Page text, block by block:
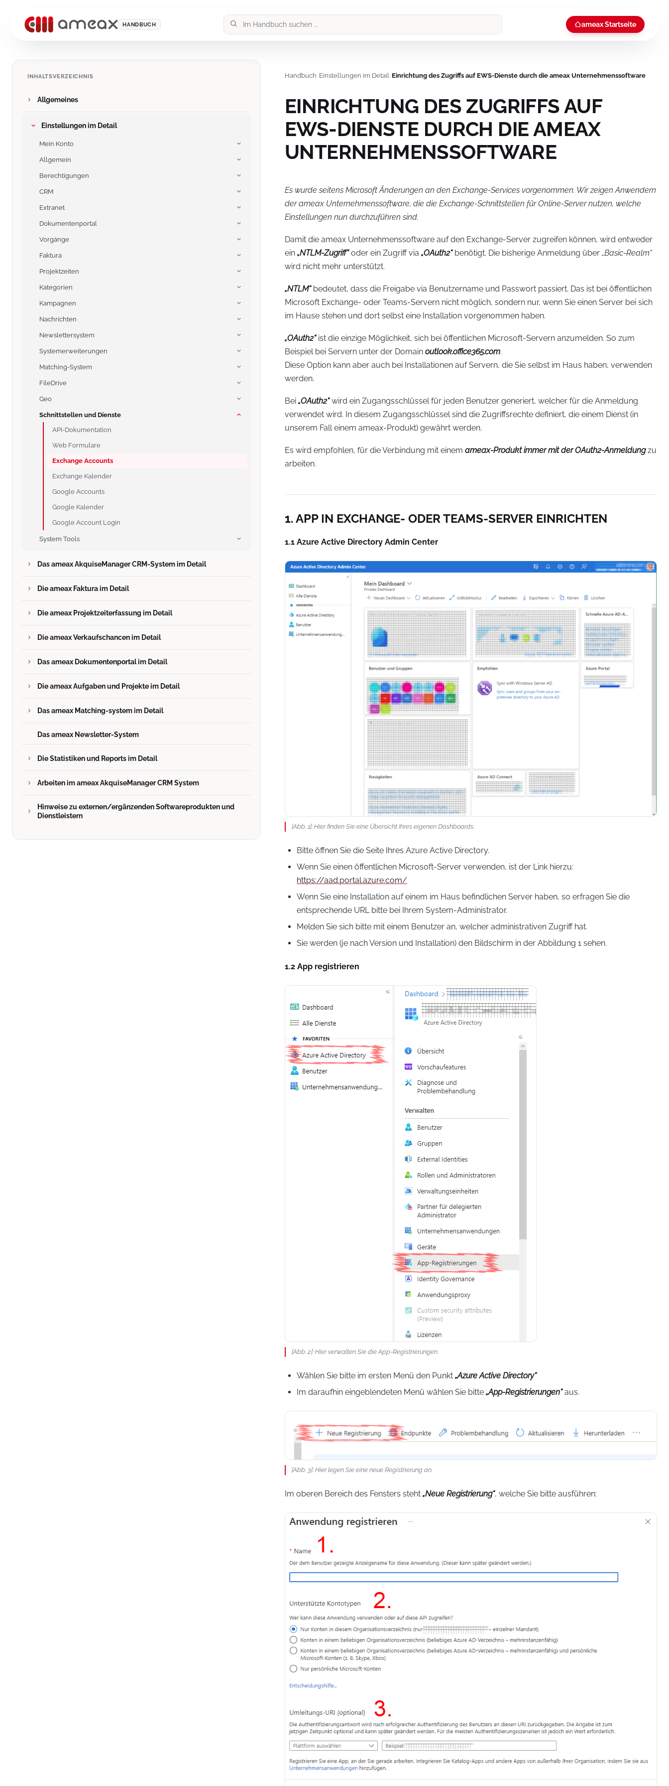
HANDBUCH ameax Startseite
INHALTSVERZEICHNIS
Allgemeines
Einstellungen im Detail
Mein Konto
Allgemein
Berechtigungen
CRM
Extranet
Dokumentenportal
Vorgänge
Faktura
Projektzeiten
Kategorien
Kampagnen
Nachrichten
Newslettersystem
Systemerweiterungen
Matching-System
FileDrive
Geo
Schnittstellen und Dienste
API-Dokumentation
Web Formulare
Exchange Accounts
Exchange Kalender
Google Accounts
Google Kalender
Google Account Login
System Tools
Das ameax AkquiseManager CRM-System im Detail
Die ameax Faktura im Detail
Die ameax Projektzeiterfassung im Detail
Die ameax Verkaufschancen im Detail
Das ameax Dokumentenportal im Detail
Die ameax Aufgaben und Projekte im Detail
Das ameax Matching-system im Detail
Das ameax Newsletter-System
Die Statistiken und Reports im Detail
Arbeiten im ameax AkquiseManager CRM System
Hinweise zu externen/ergänzenden Softwareprodukten und
Dienstleistern
Handbuch ›Einstellungen im Detail ›Einrichtung des Zugriffs auf EWS-Dienste durch die ameax Unternehmenssoftware
EINRICHTUNG DES ZUGRIFFS AUF
EWS-DIENSTE DURCH DIE AMEAX
UNTERNEHMENSSOFTWARE
Es wurde seitens Microsoft Änderungen an den Exchange-Services vorgenommen. Wir zeigen Anwendern
der ameax Unternehmenssoftware, die die Exchange-Schnittstellen für Online-Server nutzen, welche
Einstellungen nun durchzuführen sind.
Damit die ameax Unternehmenssoftware auf den Exchange-Server zugreifen können, wird entweder
ein „NTLM-Zugriff“oder ein Zugriff via „OAuth2“benötigt. Die bisherige Anmeldung über „Basic-Realm“
wird nicht mehr unterstützt.
„NTLM“bedeutet, dass die Freigabe via Benutzername und Passwort passiert. Das ist bei öffentlichen
Microsoft Exchange- oder Teams-Servern nicht möglich, sondern nur, wenn Sie einen Server bei sich
im Hause stehen und dort selbst eine Installation vorgenommen haben.
„OAuth2“ist die einzige Möglichkeit, sich bei öffentlichen Microsoft-Servern anzumelden. So zum
Beispiel bei Servern unter der Domain outlook.office365.com.
Diese Option kann aber auch bei Installationen auf Servern, die Sie selbst im Haus haben, verwenden
werden.
Bei „OAuth2“wird ein Zugangsschlüssel für jeden Benutzer generiert, welcher für die Anmeldung
verwendet wird. In diesem Zugangsschlüssel sind die Zugriffsrechte definiert, die einem Dienst (in
unserem Fall einem ameax-Produkt) gewährt werden.
Es wird empfohlen, für die Verbindung mit einem ameax-Produkt immer mit der OAuth2-Anmeldungzu
arbeiten.
1. APP IN EXCHANGE- ODER TEAMS-SERVER EINRICHTEN
1.1 Azure Active Directory Admin Center
[Abb. 1]: Hier finden Sie eine Übersicht Ihres eigenen Dashboards.
Bitte öffnen Sie die Seite Ihres Azure Active Directory.
Wenn Sie einen öffentlichen Microsoft-Server verwenden, ist der Link hierzu:
https://aad.portal.azure.com/
Wenn Sie eine Installation auf einem im Haus befindlichen Server haben, so erfragen Sie die
entsprechende URL bitte bei Ihrem System-Administrator.
Melden Sie sich bitte mit einem Benutzer an, welcher administrativen Zugriff hat.
Sie werden (je nach Version und Installation) den Bildschirm in der Abbildung 1 sehen.
1.2 App registrieren
[Abb. 2]: Hier verwalten Sie die App-Registrierungen.
Wählen Sie bitte im ersten Menü den Punkt „Azure Active Directory“
Im daraufhin eingeblendeten Menü wählen Sie bitte „App-Registrierungen“aus.
[Abb. 3]: Hier legen Sie eine neue Registrierung an.
Im oberen Bereich des Fensters steht „Neue Registrierung“, welche Sie bitte ausführen: